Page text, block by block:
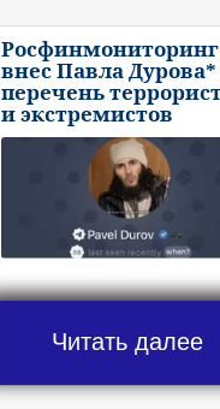
Росфинмониторинг
внес Павла
перечень
и экстремистов
Читать далее